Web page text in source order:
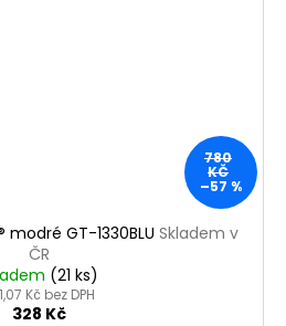
780
KČ
–57 %
modré GT-1330BLU Skladem v
ČR
(21 ks)
Kč bez DPH
328 Kč